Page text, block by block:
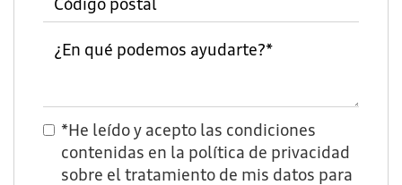
*He leído y acepto las condiciones
contenidas en la política de privacidad
sobre el tratamiento de mis datos para